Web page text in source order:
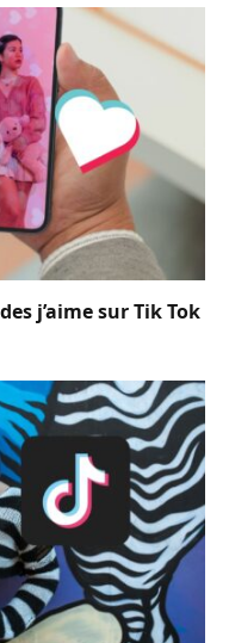
j’aime sur Tik Tok